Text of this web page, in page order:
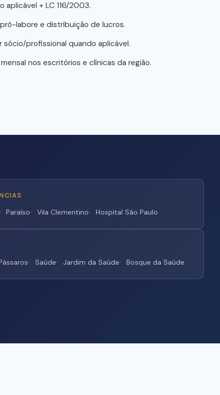
aplicável + LC 116/2003.
labore e distribuição de lucros.
sócio/profissional quando aplicável.
nos escritórios e clínicas da região.
Paraíso Vila Clementino Hospital São Paulo
Saúde Jardim da Saúde Bosque da Saúde